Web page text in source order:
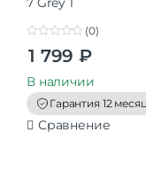
t
o
f
5
(0)
1 799 ₽
В наличии
Гарантия 12
Сравнение